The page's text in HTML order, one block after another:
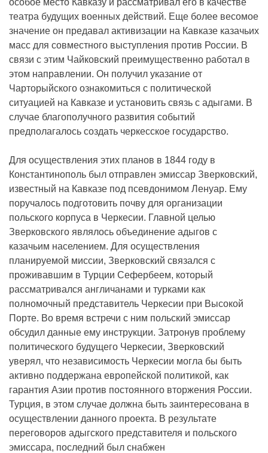
особое место Кавказу и рассматривал его в качестве
театра будущих военных действий. Еще более весомое
значение он предавал активизации на Кавказе казачьих
масс для совместного выступления против России. В
связи с этим Чайковский преимущественно работал в
этом направлении. Он получил указание от
Чарторыйского ознакомиться с политической
ситуацией на Кавказе и установить связь с адыгами. В
случае благополучного развития событий
предполагалось создать черкесское государство.
Для осуществления этих планов в 1844 году в
Константинополь был отправлен эмиссар Зверковский,
известный на Кавказе под псевдонимом Ленуар. Ему
поручалось подготовить почву для организации
польского корпуса в Черкесии. Главной целью
Зверковского являлось объединение адыгов с
казачьим населением. Для осуществления
планируемой миссии, Зверковский связался с
проживавшим в Турции Сефербеем, который
рассматривался англичанами и турками как
полномочный представитель Черкесии при Высокой
Порте. Во время встречи с ним польский эмиссар
обсудил данные ему инструкции. Затронув проблему
политического будущего Черкесии, Зверковский
уверял, что независимость Черкесии могла бы быть
активно поддержана европейской политикой, как
гарантия Азии против постоянного вторжения России.
Турция, в этом случае должна быть заинтересована в
осуществлении данного проекта. В результате
переговоров адыгского представителя и польского
эмиссара, последний был снабжен